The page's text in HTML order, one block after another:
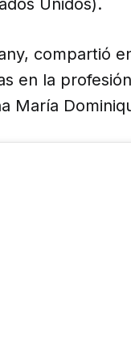
Unidos).
compartió
en la
María